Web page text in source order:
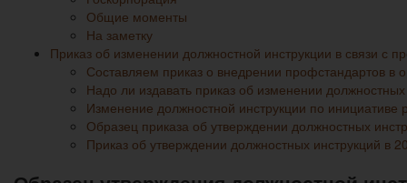
Общие моменты
На заметку
Приказ об изменении должностной инструкции в связи с
Составляем приказ о внедрении профстандартов в
Надо ли издавать приказ об изменении
Изменение должностной инструкции по инициативе
Образец приказа об утверждении должностных
Приказ об утверждении должностных инструкций в